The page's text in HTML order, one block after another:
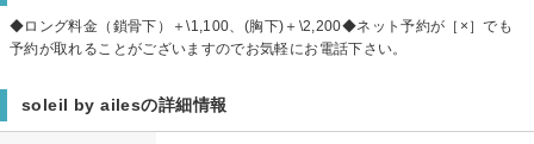
◆ロング料金（鎖骨下）＋\1,100、(胸下)＋\2,200◆ネット予約が［×］でも
予約が取れることがございますのでお気軽にお電話下さい。
soleil by ailesの詳細情報